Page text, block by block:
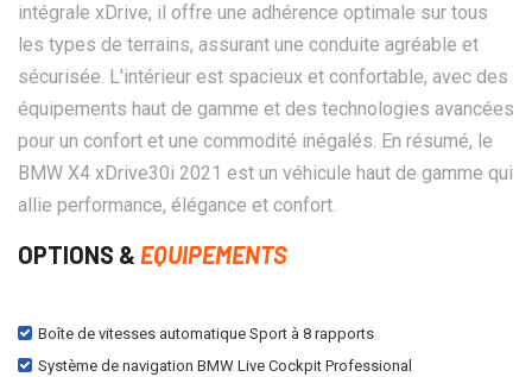
intégrale xDrive, il offre une adhérence optimale sur tous
les types de terrains, assurant une conduite agréable et
sécurisée. L'intérieur est spacieux et confortable, avec des
équipements haut de gamme et des technologies avancées
pour un confort et une commodité inégalés. En résumé, le
BMW X4 xDrive30i 2021 est un véhicule haut de gamme qui
allie performance, élégance et confort.
OPTIONS & EQUIPEMENTS
Boîte de vitesses automatique Sport à 8 rapports
Système de navigation BMW Live Cockpit Professional